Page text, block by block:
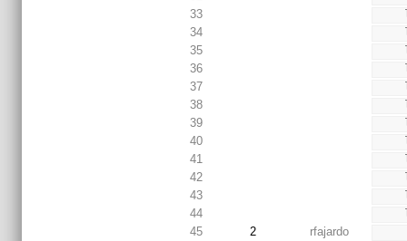
33
34
35
36
37
38
39
40
41
42
43
44
45
2
rfajardo